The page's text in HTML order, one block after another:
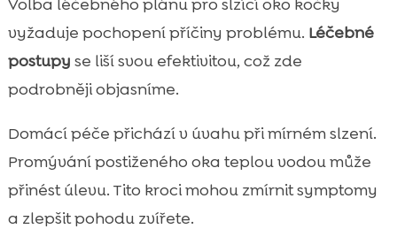
Volba léčebného plánu pro slzící oko kočky
vyžaduje pochopení příčiny problému. Léčebné
postupy se liší svou efektivitou, což zde
podrobněji objasníme.
Domácí péče přichází v úvahu při mírném slzení.
Promývání postiženého oka teplou vodou může
přinést úlevu. Tito kroci mohou zmírnit symptomy
a zlepšit pohodu zvířete.